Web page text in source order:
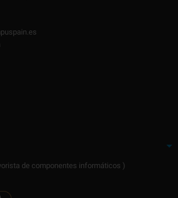
de componentes informáticos )